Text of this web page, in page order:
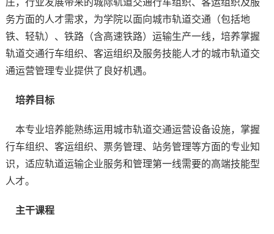
庄，行业发展带来的城际轨道交通行车组织、客运组织及服
务方面的人才需求，为学院以面向城市轨道交通（包括地
铁、轻轨）、铁路（含高速铁路）运输生产一线，培养掌握
轨道交通行车组织、客运组织及服务技能人才的城市轨道交
通运营管理专业提供了良好机遇。
培养目标
本专业培养能熟练运用城市轨道交通运营设备设施，掌握
行车组织、客运组织、票务管理、站务管理等方面的专业知
识，适应轨道运输企业服务和管理第一线需要的高端技能型
人才。
主干课程